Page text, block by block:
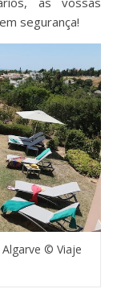
segurança!
© Viaje